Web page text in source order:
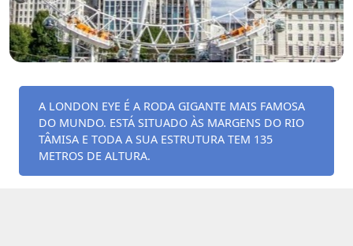
A LONDON EYE É A RODA GIGANTE MAIS FAMOSA
DO MUNDO. ESTÁ SITUADO ÀS MARGENS DO RIO
TÂMISA E TODA A SUA ESTRUTURA TEM 135
METROS DE ALTURA.